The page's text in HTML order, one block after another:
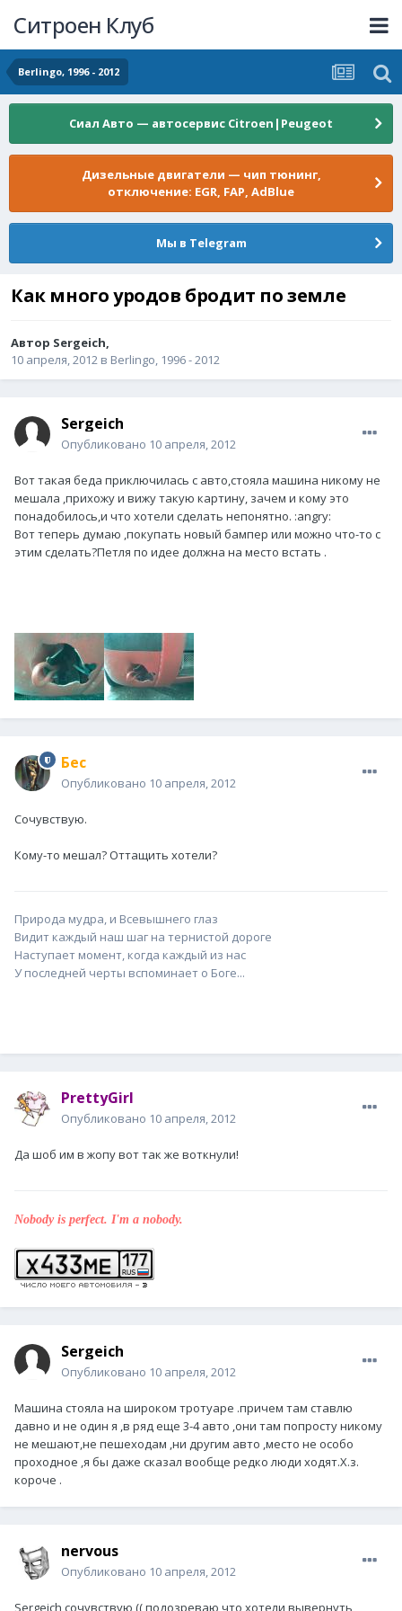
Ситроен Клуб
Berlingo, 1996 - 2012
Сиал Авто — автосервис Citroen|Peugeot
Дизельные двигатели — чип тюнинг,
отключение: EGR, FAP, AdBlue
Мы в Telegram
Как много уродов бродит по земле
Автор Sergeich,
10 апреля, 2012 в Berlingo, 1996 - 2012
Sergeich
Опубликовано 10 апреля, 2012
Вот такая беда приключилась с авто,стояла машина никому не
мешала ,прихожу и вижу такую картину, зачем и кому это
понадобилось,и что хотели сделать непонятно. :angry:
Вот теперь думаю ,покупать новый бампер или можно что-то с
этим сделать?Петля по идее должна на место встать .
Бес
Опубликовано 10 апреля, 2012
Сочувствую.
Кому-то мешал? Оттащить хотели?
Природа мудра, и Всевышнего глаз
Видит каждый наш шаг на тернистой дороге
Наступает момент, когда каждый из нас
У последней черты вспоминает о Боге...
PrettyGirl
Опубликовано 10 апреля, 2012
Да шоб им в жопу вот так же воткнули!
Nobody is perfect. I'm a nobody.
Sergeich
Опубликовано 10 апреля, 2012
Машина стояла на широком тротуаре .причем там ставлю
давно и не один я ,в ряд еще 3-4 авто ,они там попросту никому
не мешают,не пешеходам ,ни другим авто ,место не особо
проходное ,я бы даже сказал вообще редко люди ходят.Х.з.
короче .
nervous
Опубликовано 10 апреля, 2012
Sergeich сочувствую (( подозреваю что хотели вывернуть